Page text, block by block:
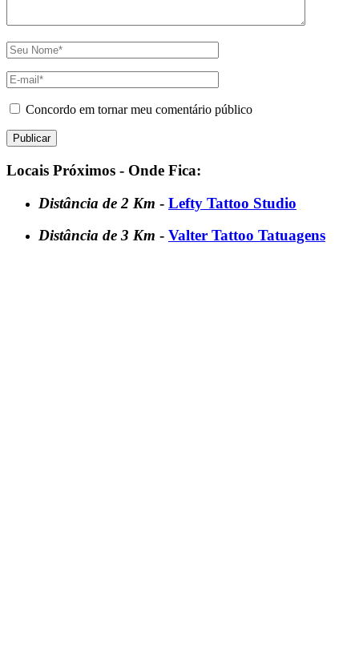
Concordo em tornar meu comentário público
Locais Próximos - Onde Fica:
Distância de 2 Km - Lefty Tattoo Studio
Distância de 3 Km - Valter Tattoo Tatuagens